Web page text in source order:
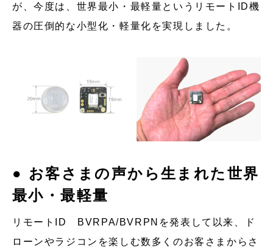
が、今度は、世界最小・最軽量というリモートID機
器の圧倒的な小型化・軽量化を実現しました。
● お客さまの声から生まれた世界
最小・最軽量
リモートID BVRPA/BVRPNを発表して以来、ド
ローンやラジコンを楽しむ数多くのお客さまからさ